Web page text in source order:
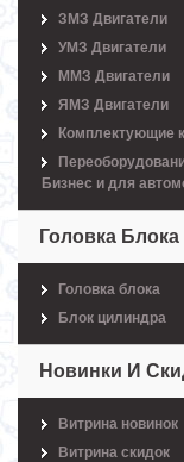
ЗМЗ Двигатели
УМЗ Двигатели
ММЗ Двигатели
ЯМЗ Двигатели
Комплектующие
Бизнес и для
Головка
Головка блока
Блок цилиндра
Новинки И
Витрина новинок
Витрина скидок